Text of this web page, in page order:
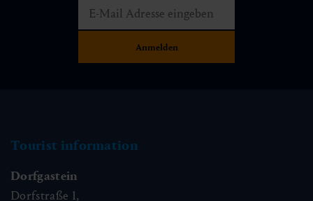
Tourist information
Dorfgastein
Dorfstraße 1,